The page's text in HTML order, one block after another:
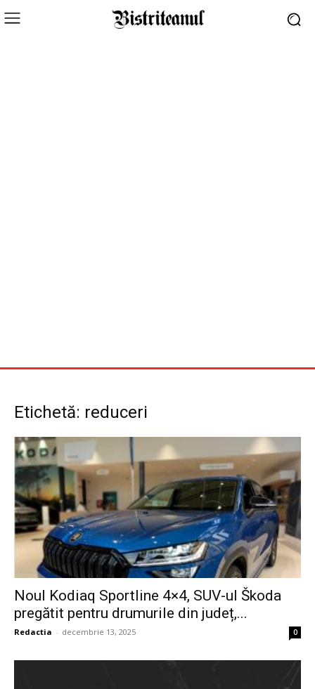
Etichetă: reduceri
Noul Kodiaq Sportline 4×4, SUV-ul Škoda
pregătit pentru drumurile din județ,...
Redactia - decembrie 13, 2025 0